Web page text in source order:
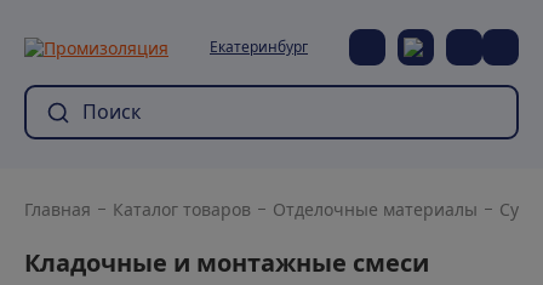
Екатеринбург
Главная Каталог товаров Отделочные материалы
Кладочные и монтажные смеси